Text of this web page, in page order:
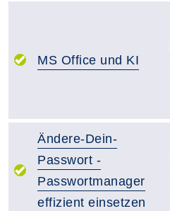
MS Office und KI
Ändere-Dein-
Passwort -
Passwortmanager
effizient einsetzen